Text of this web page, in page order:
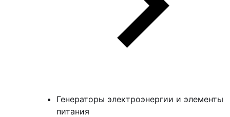
Генераторы электроэнергии и элементы
питания